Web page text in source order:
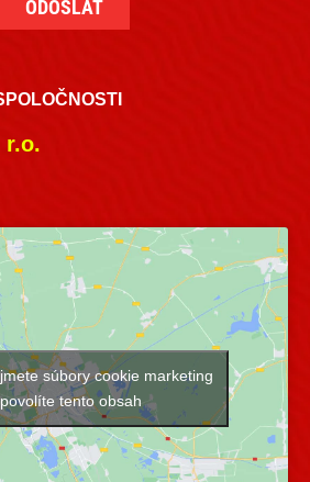
r.o.
súbory cookie marketing
tento obsah